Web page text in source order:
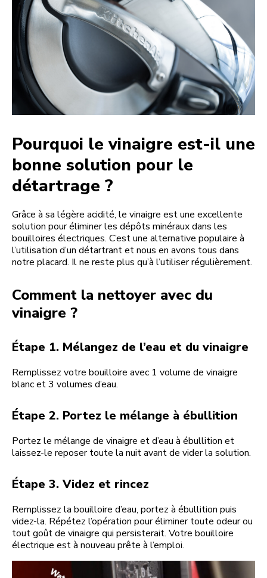
Pourquoi le vinaigre est-il une
bonne solution pour le
détartrage ?
Grâce à sa légère acidité, le vinaigre est une excellente
solution pour éliminer les dépôts minéraux dans les
bouilloires électriques. C’est une alternative populaire à
l’utilisation d’un détartrant et nous en avons tous dans
notre placard. Il ne reste plus qu’à l’utiliser régulièrement.
Comment la nettoyer avec du
vinaigre ?
Étape 1. Mélangez de l’eau et du vinaigre
Remplissez votre bouilloire avec 1 volume de vinaigre
blanc et 3 volumes d’eau.
Étape 2. Portez le mélange à ébullition
Portez le mélange de vinaigre et d’eau à ébullition et
laissez-le reposer toute la nuit avant de vider la solution.
Étape 3. Videz et rincez
Remplissez la bouilloire d’eau, portez à ébullition puis
videz-la. Répétez l’opération pour éliminer toute odeur ou
tout goût de vinaigre qui persisterait. Votre bouilloire
électrique est à nouveau prête à l’emploi.